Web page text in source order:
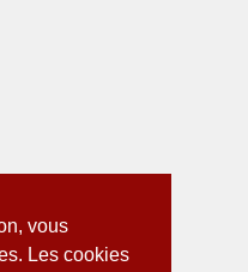
vous
Les cookies